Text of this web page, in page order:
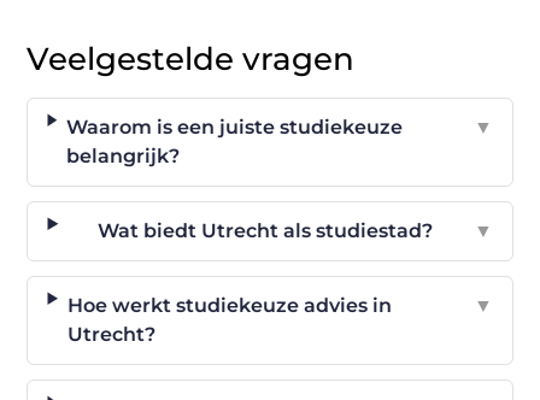
Veelgestelde vragen
Waarom is een juiste studiekeuze
belangrijk?
▼
Wat biedt Utrecht als studiestad? ▼
Hoe werkt studiekeuze advies in
Utrecht?
▼